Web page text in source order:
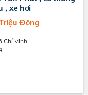
, xe hơi
Đồng
Chí Minh